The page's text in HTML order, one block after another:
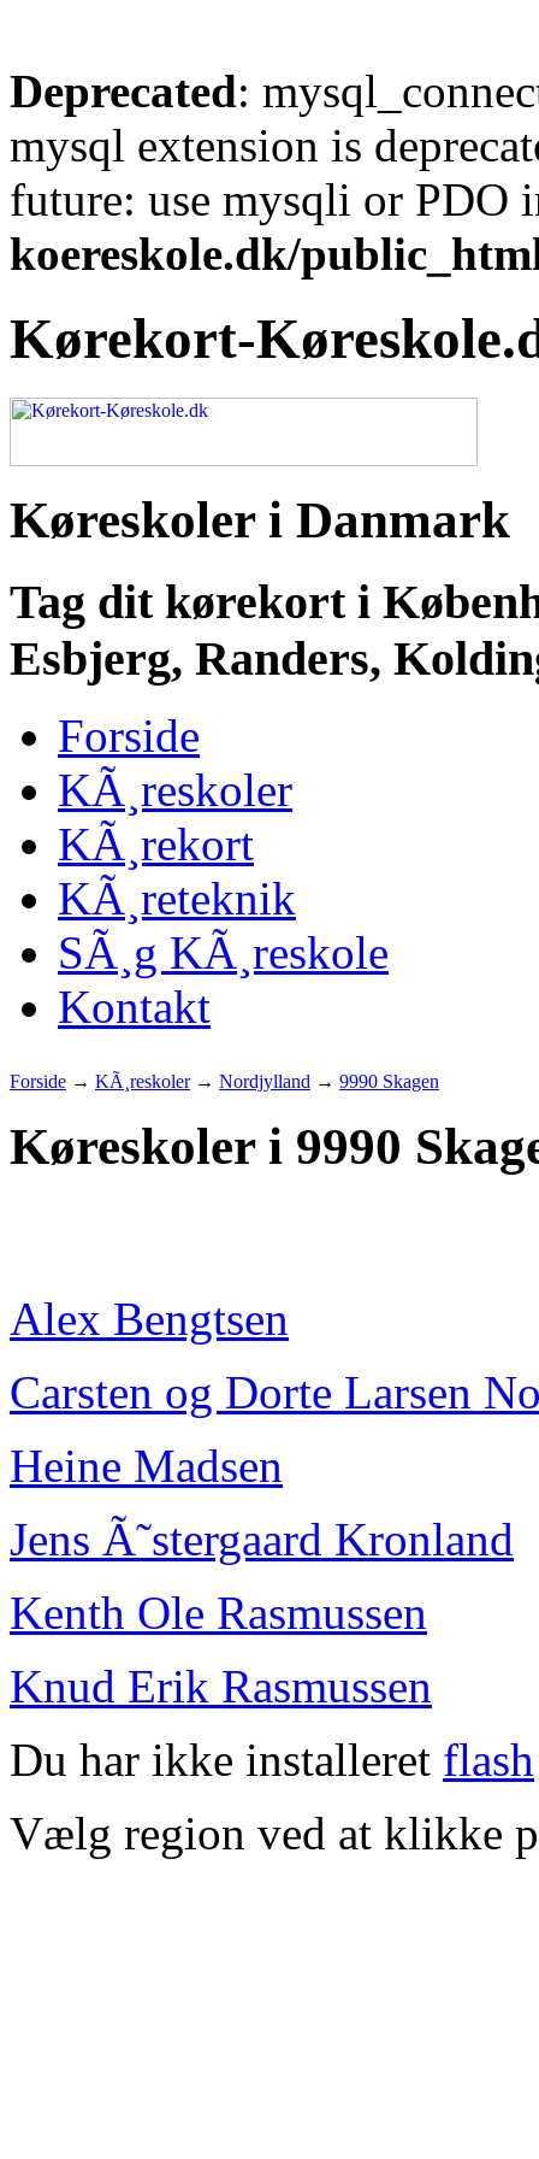
Deprecated:
mysql extension is
future: use mysqli or PDO
koereskole.dk/
Kørekort-
Køreskoler i Danmark
Tag dit kørekort i
Esbjerg, Randers,
Forside
KÃ¸reskoler
KÃ¸rekort
KÃ¸reteknik
SÃ¸g KÃ¸reskole
Kontakt
Forside → KÃ¸reskoler→ Nordjylland → 9990 Skagen
Køreskoler i 9990
Alex Bengtsen
Carsten og Dorte Larsen
Heine Madsen
Jens Ã˜stergaard Kronland
Kenth Ole Rasmussen
Knud Erik Rasmussen
Du har ikke installeret flash
Vælg region ved at klikke